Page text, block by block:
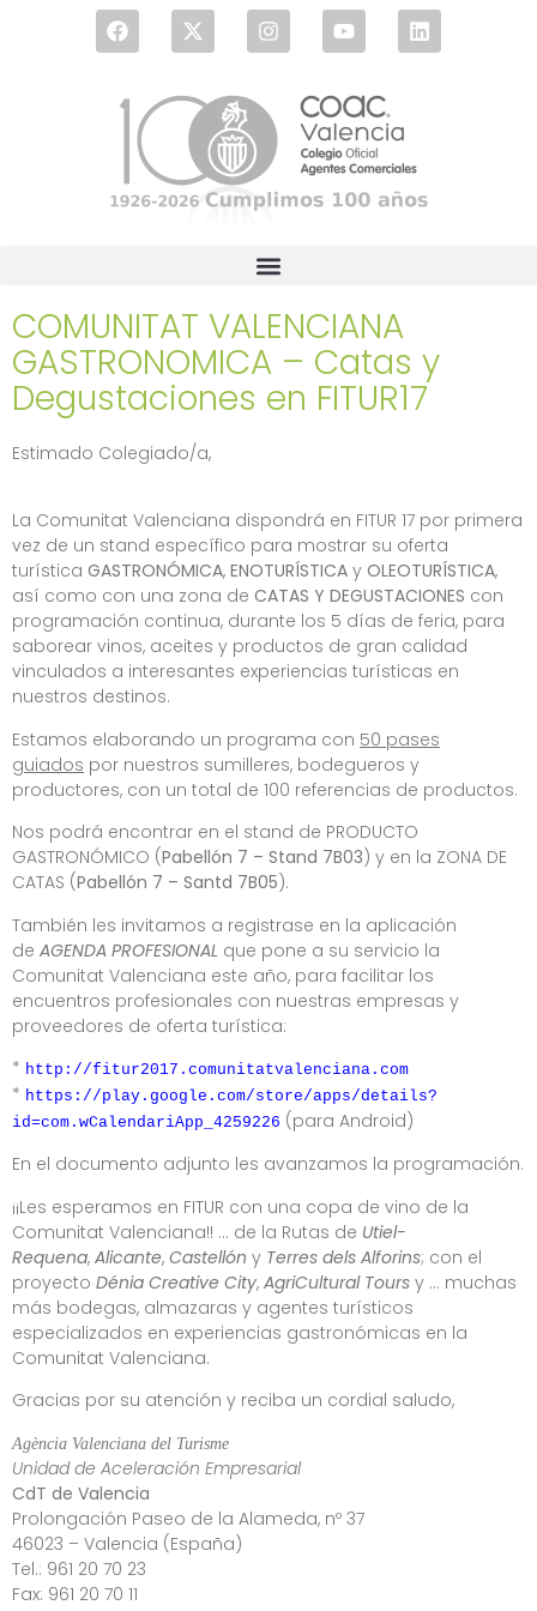
COMUNITAT VALENCIANA
GASTRONOMICA – Catas y
Degustaciones en FITUR17
Estimado Colegiado/a,
La Comunitat Valenciana dispondrá en FITUR 17 por primera
vez de un stand específico para mostrar su oferta
turística GASTRONÓMICA, ENOTURÍSTICA y OLEOTURÍSTICA,
así como con una zona de CATAS Y DEGUSTACIONES con
programación continua, durante los 5 días de feria, para
saborear vinos, aceites y productos de gran calidad
vinculados a interesantes experiencias turísticas en
nuestros destinos.
Estamos elaborando un programa con 50 pases
guiados por nuestros sumilleres, bodegueros y
productores, con un total de 100 referencias de productos.
Nos podrá encontrar en el stand de PRODUCTO
GASTRONÓMICO (Pabellón 7 – Stand 7B03) y en la ZONA DE
CATAS (Pabellón 7 – Santd 7B05).
También les invitamos a registrase en la aplicación
de AGENDA PROFESIONAL que pone a su servicio la
Comunitat Valenciana este año, para facilitar los
encuentros profesionales con nuestras empresas y
proveedores de oferta turística:
* http://fitur2017.comunitatvalenciana.com
* https://play.google.com/store/apps/details?
id=com.wCalendariApp_4259226 (para Android)
En el documento adjunto les avanzamos la programación.
¡¡Les esperamos en FITUR con una copa de vino de la
Comunitat Valenciana!! … de la Rutas de Utiel-
Requena, Alicante, Castellón y Terres dels Alforins; con el
proyecto Dénia Creative City, AgriCultural Tours y … muchas
más bodegas, almazaras y agentes turísticos
especializados en experiencias gastronómicas en la
Comunitat Valenciana.
Gracias por su atención y reciba un cordial saludo,
Agència Valenciana del Turisme
Unidad de Aceleración Empresarial
CdT de Valencia
Prolongación Paseo de la Alameda, nº 37
46023 – Valencia (España)
Tel.: 961 20 70 23
Fax: 961 20 70 11